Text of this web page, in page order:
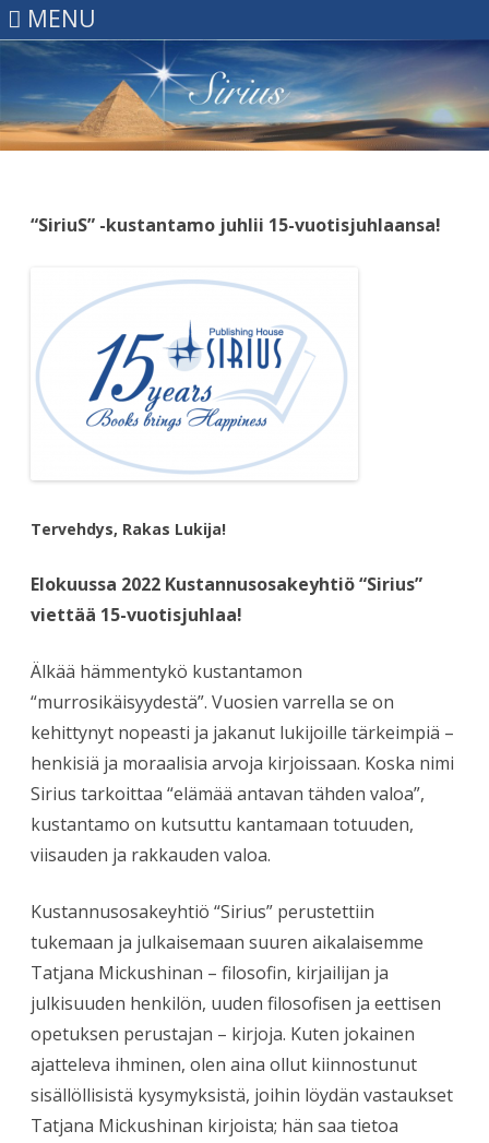
MENU
“SiriuS” -kustantamo juhlii 15-vuotisjuhlaansa!
Tervehdys, Rakas Lukija!
Elokuussa 2022 Kustannusosakeyhtiö “Sirius”
viettää 15-vuotisjuhlaa!
Älkää hämmentykö kustantamon
“murrosikäisyydestä”. Vuosien varrella se on
kehittynyt nopeasti ja jakanut lukijoille tärkeimpiä –
henkisiä ja moraalisia arvoja kirjoissaan. Koska nimi
Sirius tarkoittaa “elämää antavan tähden valoa”,
kustantamo on kutsuttu kantamaan totuuden,
viisauden ja rakkauden valoa.
Kustannusosakeyhtiö “Sirius” perustettiin
tukemaan ja julkaisemaan suuren aikalaisemme
Tatjana Mickushinan – filosofin, kirjailijan ja
julkisuuden henkilön, uuden filosofisen ja eettisen
opetuksen perustajan – kirjoja. Kuten jokainen
ajatteleva ihminen, olen aina ollut kiinnostunut
sisällöllisistä kysymyksistä, joihin löydän vastaukset
Tatjana Mickushinan kirjoista; hän saa tietoa